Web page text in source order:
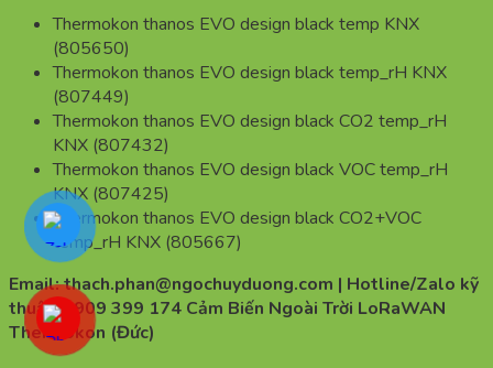
Thermokon thanos EVO design black temp KNX
(805650)
Thermokon thanos EVO design black temp_rH KNX
(807449)
Thermokon thanos EVO design black CO2 temp_rH
KNX (807432)
Thermokon thanos EVO design black VOC temp_rH
KNX (807425)
Thermokon thanos EVO design black CO2+VOC
temp_rH KNX (805667)
Email: thach.phan@ngochuyduong.com | Hotline/Zalo kỹ
thuật: 0909 399 174 Cảm Biến Ngoài Trời LoRaWAN
Thermokon (Đức)